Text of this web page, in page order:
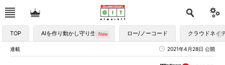
TOP AIを作り動かし守り生かす ロー/ノーコード クラウドネイ
連載 2021年4月28日 公開